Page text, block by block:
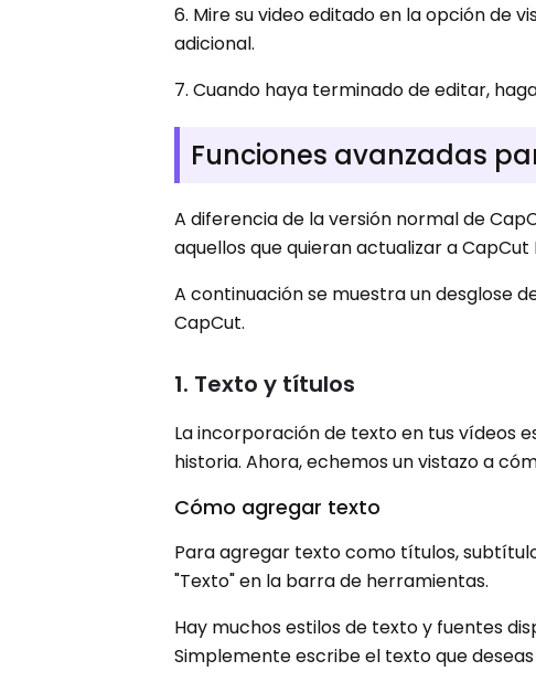
6. Mire su video editado en la opción de
adicional.
7. Cuando haya terminado de editar,
Funciones avanzadas
A diferencia de la versión normal de
aquellos que quieran actualizar a CapCut
A continuación se muestra un desglose
CapCut.
1. Texto y títulos
La incorporación de texto en tus vídeos
historia. Ahora, echemos un vistazo a
Cómo agregar texto
Para agregar texto como títulos,
"Texto" en la barra de herramientas.
Hay muchos estilos de texto y fuentes
Simplemente escribe el texto que